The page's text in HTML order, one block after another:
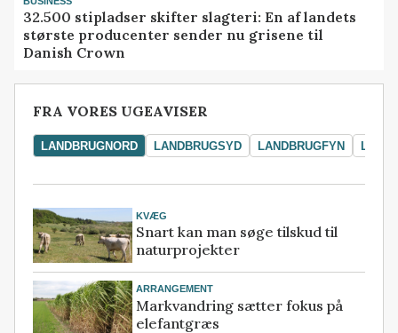
32.500 stipladser skifter slagteri: En af landets
største producenter sender nu grisene til
Danish Crown
FRA VORES UGEAVISER
LANDBRUGNORD LANDBRUGSYD LANDBRUGFYN
KVÆG
Snart kan man søge tilskud til
naturprojekter
ARRANGEMENT
Markvandring sætter fokus på
elefantgræs